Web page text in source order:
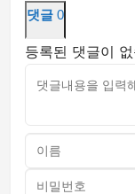
댓글 0
등록된 댓글이